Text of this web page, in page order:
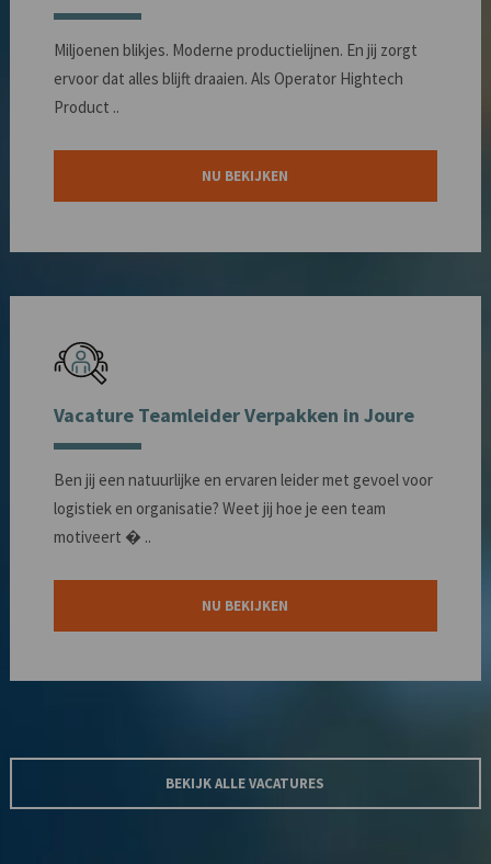
Miljoenen blikjes. Moderne productielijnen. En jij zorgt
ervoor dat alles blijft draaien. Als Operator Hightech
Product ..
NU BEKIJKEN
Vacature Teamleider Verpakken in Joure
Ben jij een natuurlijke en ervaren leider met gevoel voor
logistiek en organisatie? Weet jij hoe je een team
motiveert � ..
NU BEKIJKEN
BEKIJK ALLE VACATURES